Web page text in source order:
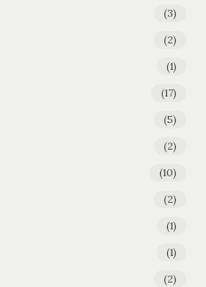
(3)
(2)
(1)
(17)
(5)
(2)
(10)
(2)
(1)
(1)
(2)